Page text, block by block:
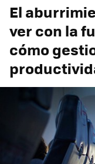
El
ver con la
cómo